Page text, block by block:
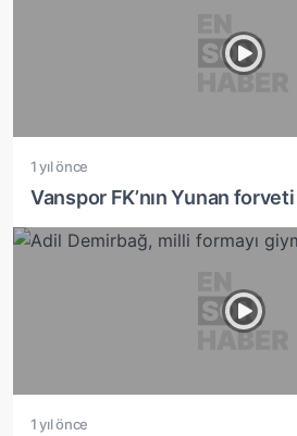
1 yıl önce
Vanspor FK’nın Yunan
1 yıl önce